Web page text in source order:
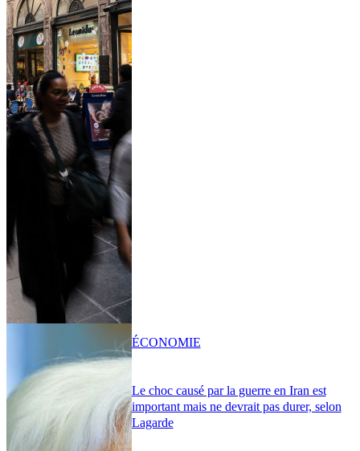
Le choc causé par la guerre en Iran est
important mais ne devrait pas durer, selon
Lagarde
ÉCONOMIE